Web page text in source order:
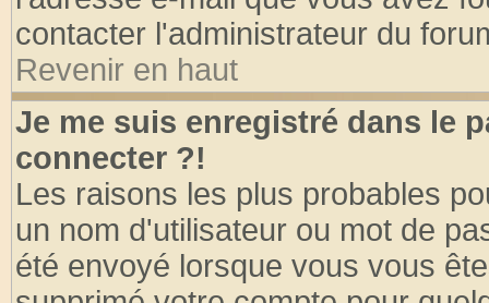
contacter l'administrateur du
Revenir en haut
Je me suis enregistré dans le
connecter ?!
Les raisons les plus probables
un nom d'utilisateur ou mot de
été envoyé lorsque vous vous